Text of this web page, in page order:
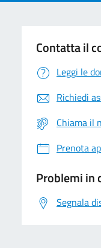
Contatta il
Leggi le
Richiedi
Chiama il
Prenota
Problemi in
Segnala